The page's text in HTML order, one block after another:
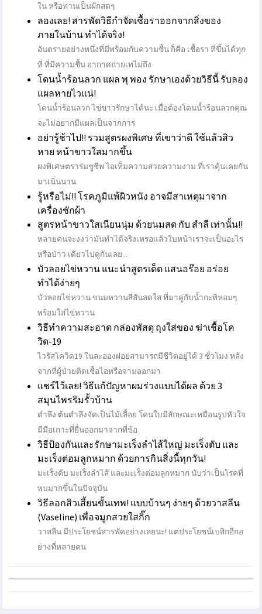
ใน หรือทานเป็นผักสดๆ
ลองเลย! สารพัดวิธีกำจัดเชื้อราออกจากสิ่งของ
ภายในบ้าน ทำได้จริง!
อันตรายอย่างหนึ่งที่มีพร้อมกับความชื้น ก็คือ เชื้อรา ที่ขึ้นได้ทุก
ที่ ที่มีความชื้น อากาศถ่ายเทไม่ถึง
โดนน้ำร้อนลวก แผล พุ พอง รักษาเองด้วยวิธีนี้ รับลอง
แผลหายไวแน่!
โดนน้ำร้อนลวก ไข่ขาวรักษาได้นะ เมื่อต้องโดนน้ำร้อนลวกคุณ
จะไม่อยากมีแผลเป็นจากการ
อย่ารู้ช้าไป!! รวมสูตรผงพิเศษ ที่เขาว่าดี ใช้แล้วสิว
หาย หน้าขาวใสมากขึ้น
ผงพิเศษตราร่มชูชีพ ไอเท็มความสวยความงาม ที่เราคุ้นเคยกัน
มาเนิ่นนาน
รู้หรือไม่!! โรคภูมิแพ้ผิวหนัง อาจมีสาเหตุมาจาก
เครื่องซักผ้า
สูตรหน้าขาวใสเนียนนุ่ม ด้วยนมสด กับ สำลี เท่านั้น!!
หลายคนจะงงว่ามันทำได้จริงเหรอแล้วใบหน้าเราจะเป็นอะไร
หรือป่าว เดียวไปดูกันเลย...
บัวลอยไข่หวาน แนะนำสูตรเด็ด แสนอร๊อย อร่อย
ทำได้ง่ายๆ
บัวลอยไข่หวาน ขนมหวานสีสันสดใส ที่มาคู่กับน้ำกะทิหอมๆ
พร้อมใส่ไข่หวาน
วิธีทำความสะอาด กล่องพัสดุ ถุงใส่ของ ฆ่าเชื้อโค
วิด-19
ไวรัสโควิด19 ในละอองฝอยสามารถมีชีวิตอยู่ได้ 3 ชั่วโมง หลัง
จากที่ผู้ป่วยติดเชื้อไอหรือจามออกมา
แชร์ไว้เลย! วิธีแก้ปัญหาผมร่วงแบบได้ผล ด้วย 3
สมุนไพรริมรั้วบ้าน
ตำลึง ต้นตำลึงจัดเป็นไม้เลื้อย โคนใบมีลักษณะเหมือนรูปหัวใจ
มีมือเกาะที่ยื่นออกมาจากที่ข้อ
วิธีป้องกันและรักษามะเร็งลำไส้ใหญ่ มะเร็งตับ และ
มะเร็งต่อมลูกหมาก ด้วยการกินสิ่งนี้ทุกวัน!
มะเร็งตับ มะเร็งลำไส้ และมะเร็งต่อมลูกหมาก นับว่าเป็นโรคที่
พบมากขึ้นในปัจจุบัน
วิธีลอกสิวเสี้ยนขั้นเทพ! แบบบ้านๆ ง่ายๆ ด้วยวาสลีน
(Vaseline) เพื่อจมูกสวยใสกิ๊ก
วาสลีน มีประโยชน์สารพัดอย่างเลยนะ! แต่ประโยชน์เบสิกอีกอ
ย่างที่หลายคน